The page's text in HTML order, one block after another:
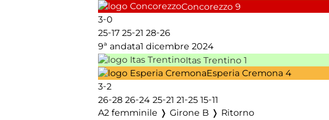
Concorezzo 9
3-0
25-17 25-21 28-26
9ª andata1 dicembre 2024
Itas Trentino 1
Esperia Cremona 4
3-2
26-28 26-24 25-21 21-25 15-11
A2 femminile ❭ Girone B ❭ Ritorno